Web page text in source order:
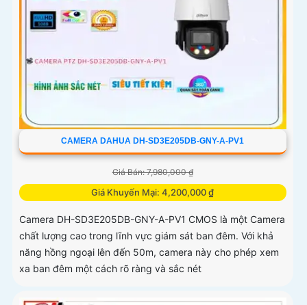
CAMERA DAHUA DH-SD3E205DB-GNY-A-PV1
Giá Bán: 7,980,000 ₫
Giá Khuyến Mại: 4,200,000 ₫
Camera DH-SD3E205DB-GNY-A-PV1 CMOS là một Camera
chất lượng cao trong lĩnh vực giám sát ban đêm. Với khả
năng hồng ngoại lên đến 50m, camera này cho phép xem
xa ban đêm một cách rõ ràng và sắc nét